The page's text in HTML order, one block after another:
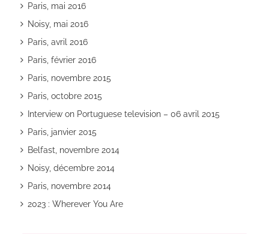
Paris, mai 2016
Noisy, mai 2016
Paris, avril 2016
Paris, février 2016
Paris, novembre 2015
Paris, octobre 2015
Interview on Portuguese television – 06 avril 2015
Paris, janvier 2015
Belfast, novembre 2014
Noisy, décembre 2014
Paris, novembre 2014
2023 : Wherever You Are